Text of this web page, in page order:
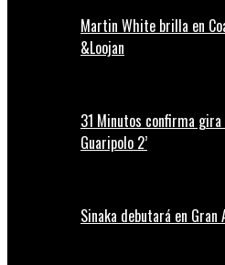
Martin White brilla en
&Loojan
31 Minutos confirma gira
Guaripolo 2’
Sinaka debutará en